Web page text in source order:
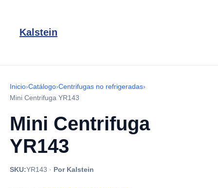
Kalstein
Inicio›Catálogo›Centrifugas no refrigeradas›
Mini Centrifuga YR143
Mini Centrifuga
YR143
SKU:YR143 · Por Kalstein